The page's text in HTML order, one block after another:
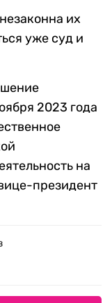
их
уже суд и
2023 года
на
президент